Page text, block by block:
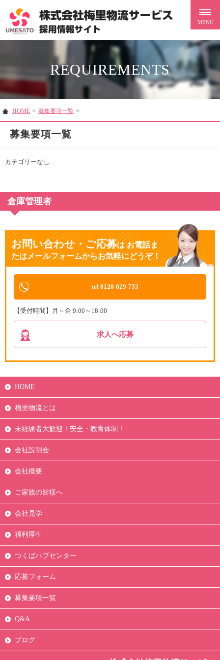
REQUIREMENTS
HOME > 募集要項一覧 >
募集要項一覧
カテゴリーなし
倉庫管理者
お問い合わせ・ご応募はお電話ま
たはメールフォームからお気軽にどうぞ！
tel 0120-029-733
【受付時間】月～金 9:00～18:00
求人へ応募
HOME
梅里物流とは
未経験者大歓迎！安全・教育体制！
会社説明会
会社概要
ご家族の皆様へ
会社見学
福利厚生
つくばハブセンター
応募フォーム
募集要項一覧
Q&A
ブログ